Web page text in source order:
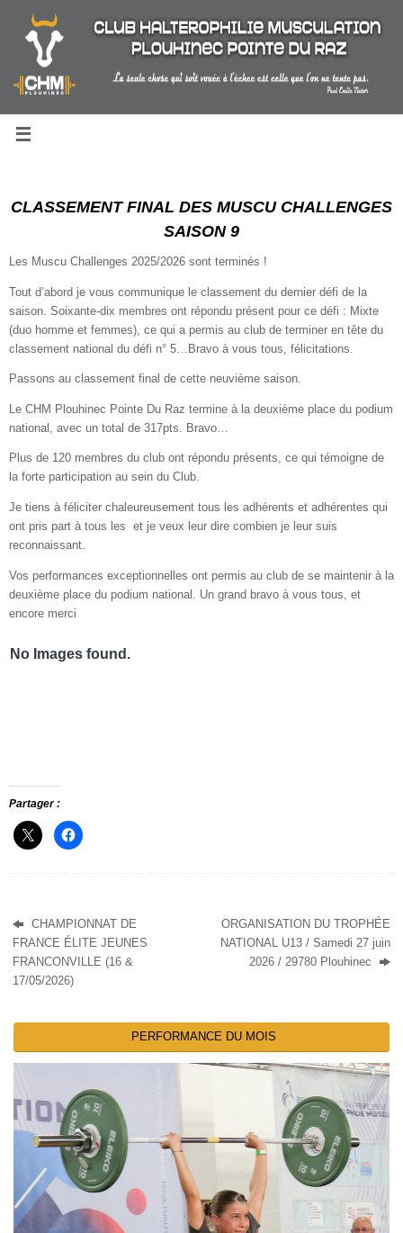
contenu
CLASSEMENT FINAL DES MUSCU CHALLENGES
SAISON 9
Les Muscu Challenges 2025/2026 sont terminés !
Tout d’abord je vous communique le classement du dernier défi de la
saison. Soixante-dix membres ont répondu présent pour ce défi : Mixte
(duo homme et femmes), ce qui a permis au club de terminer en tête du
classement national du défi n° 5…Bravo à vous tous, félicitations.
Passons au classement final de cette neuvième saison.
Le CHM Plouhinec Pointe Du Raz termine à la deuxième place du podium
national, avec un total de 317pts. Bravo…
Plus de 120 membres du club ont répondu présents, ce qui témoigne de
la forte participation au sein du Club.
Je tiens à féliciter chaleureusement tous les adhérents et adhérentes qui
ont pris part à tous les et je veux leur dire combien je leur suis
reconnaissant.
Vos performances exceptionnelles ont permis au club de se maintenir à la
deuxième place du podium national. Un grand bravo à vous tous, et
encore merci
No Images found.
Partager :
CHAMPIONNAT DE
FRANCE ÉLITE JEUNES
FRANCONVILLE (16 &
17/05/2026)
ORGANISATION DU TROPHÉE
NATIONAL U13 / Samedi 27 juin
2026 / 29780 Plouhinec
PERFORMANCE DU MOIS